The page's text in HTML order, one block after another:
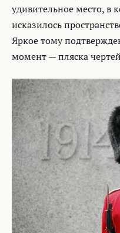
удивительное место, в
исказилось
Яркое тому
момент — пляска